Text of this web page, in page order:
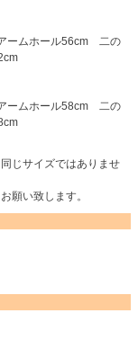
ムホール56cm 二の
ムホール58cm 二の
じサイズではありませ
願い致します。